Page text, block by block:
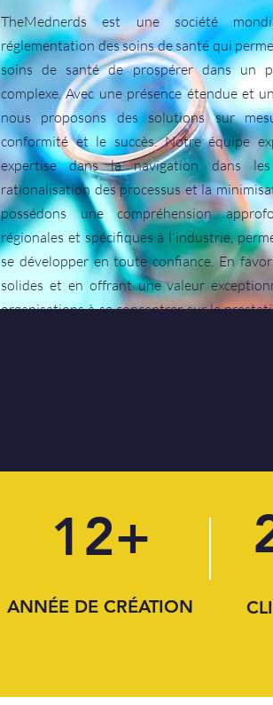
TheMednerds est une société
réglementation des soins de santé qui
soins de santé de prospérer dans un
complexe. Avec une présence étendue et
nous proposons des solutions sur
conformité et le succès. Notre équipe
expertise dans la navigation dans
rationalisation des processus et la
possédons une compréhension
régionales et spécifiques à l'industrie,
se développer en toute confiance. En
solides et en offrant une valeur
organisations à se concentrer sur la
12+
ANNÉE DE CRÉATION